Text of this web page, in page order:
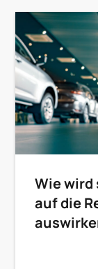
Wie wird
auf die